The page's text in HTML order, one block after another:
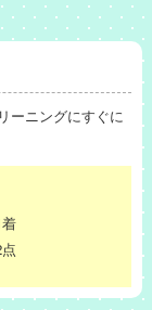
ーニングにすぐに